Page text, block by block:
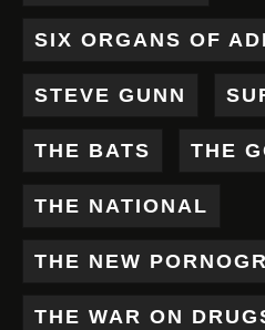
SIX ORGANS OF
STEVE GUNN
THE BATS THE
THE NATIONAL
THE NEW
THE WAR ON